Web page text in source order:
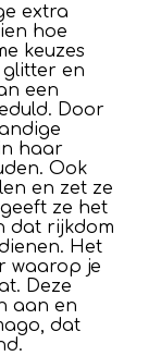
extra
hoe
keuzes
glitter en
een
Door
haar
Ook
en zet ze
ze het
dat rijkdom
Het
waarop je
Deze
aan en
dat